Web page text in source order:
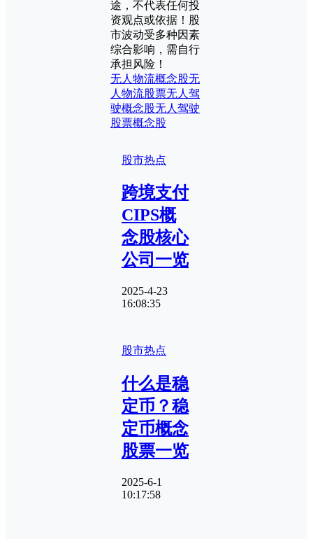
途，不代表任何投
资观点或依据！股
市波动受多种因素
综合影响，需自行
承担风险！
无人物流概念股无
人物流股票无人驾
驶概念股无人驾驶
股票概念股
股市热点
跨境支付
CIPS概
念股核心
公司一览
2025-4-23
16:08:35
股市热点
什么是稳
定币？稳
定币概念
股票一览
2025-6-1
10:17:58